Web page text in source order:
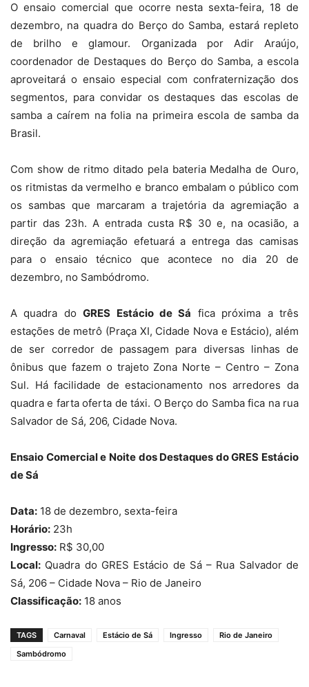
O ensaio comercial que ocorre nesta sexta-feira, 18 de
dezembro, na quadra do Berço do Samba, estará repleto
de brilho e glamour. Organizada por Adir Araújo,
coordenador de Destaques do Berço do Samba, a escola
aproveitará o ensaio especial com confraternização dos
segmentos, para convidar os destaques das escolas de
samba a caírem na folia na primeira escola de samba da
Brasil.
Com show de ritmo ditado pela bateria Medalha de Ouro,
os ritmistas da vermelho e branco embalam o público com
os sambas que marcaram a trajetória da agremiação a
partir das 23h. A entrada custa R$ 30 e, na ocasião, a
direção da agremiação efetuará a entrega das camisas
para o ensaio técnico que acontece no dia 20 de
dezembro, no Sambódromo.
A quadra doGRES Estácio de Sá fica próxima a três
estações de metrô (Praça XI, Cidade Nova e Estácio), além
de ser corredor de passagem para diversas linhas de
ônibus que fazem o trajeto Zona Norte – Centro – Zona
Sul. Há facilidade de estacionamento nos arredores da
quadra e farta oferta de táxi. O Berço do Samba fica na rua
Salvador de Sá, 206, Cidade Nova.
Ensaio Comercial e Noite dos Destaques do GRES Estácio
de Sá
Data: 18 de dezembro, sexta-feira
Horário: 23h
Ingresso: R$ 30,00
Local: Quadra do GRES Estácio de Sá – Rua Salvador de
Sá, 206 – Cidade Nova – Rio de Janeiro
Classificação: 18 anos
TAGS Carnaval Estácio de Sá Ingresso
Rio de Janeiro
Sambódromo